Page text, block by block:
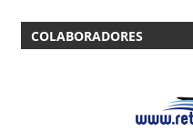
COLABORADORES